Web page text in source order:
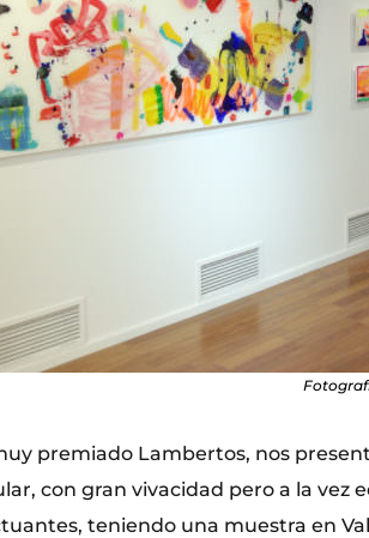
premiado Lambertos, nos
con gran vivacidad pero a la vez
teniendo una muestra en